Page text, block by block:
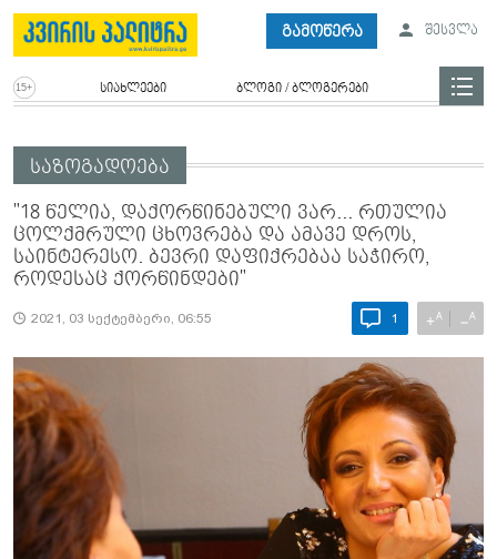
გამოწერა შესვლა
სიახლეები ბლოგი / ბლოგერები
საზოგადოება
"18 წელია, დაქორწინებული ვარ... რთულია
ცოლქმრული ცხოვრება და ამავე დროს,
საინტერესო. ბევრი დაფიქრებაა საჭირო,
როდესაც ქორწინდები"
2021, 03 სექტემბერი, 06:55 1 +A −A